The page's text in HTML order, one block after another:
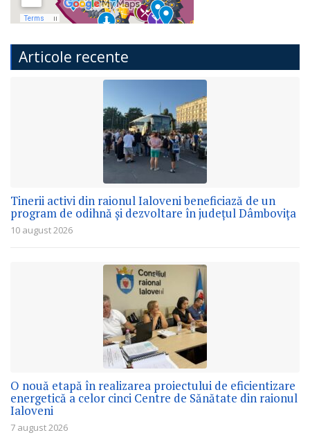
Articole recente
Tinerii activi din raionul Ialoveni beneficiază de un
program de odihnă și dezvoltare în județul Dâmbovița
10 august 2026
O nouă etapă în realizarea proiectului de eficientizare
energetică a celor cinci Centre de Sănătate din raionul
Ialoveni
7 august 2026